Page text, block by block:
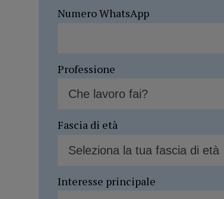
Numero WhatsApp
Professione
Fascia di età
Interesse principale